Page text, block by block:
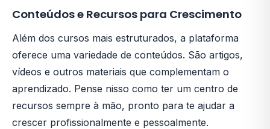
Conteúdos e Recursos para Crescimento
Além dos cursos mais estruturados, a plataforma
oferece uma variedade de conteúdos. São artigos,
vídeos e outros materiais que complementam o
aprendizado. Pense nisso como ter um centro de
recursos sempre à mão, pronto para te ajudar a
crescer profissionalmente e pessoalmente.